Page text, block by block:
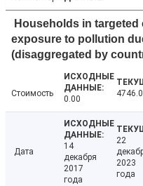
Households in
exposure to pollution
(disaggregated by
Стоимость
0.00
Дата
14
декабря
2017
года
22
2023
года